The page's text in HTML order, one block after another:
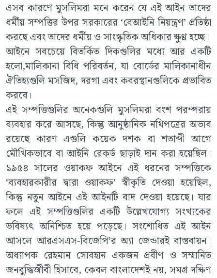
এসব কারণে মুসলিমরা মনে করেন যে এই আইন তাদের
ধর্মীয় সম্পত্তির উপর সরকারের ‘বেআইনি নিয়ন্ত্রণ’ প্রতিষ্ঠা
করছে এবং তাদের ধর্মীয় ও সাংস্কৃতিক অধিকার ক্ষুণ্ণ হচ্ছে।
আইনে সবচেয়ে বিতর্কিত দিকগুলির মধ্যে আর একটি
হলো,মালিকানা বিধি পরিবর্তন, যা বোর্ডের মালিকানাধীন
ঐতিহ্যগুলি মসজিদ, দরগা এবং কবরস্থানগুলিকে প্রভাবিত
করবে।
এই সম্পত্তিগুলির অনেকগুলি মুসলিমরা বংশ পরম্পরায়
ব্যবহার করে আসছে, কিন্তু আনুষ্ঠানিক নথিপত্রের অভাব
রয়েছে কারণ এগুলি কয়েক দশক বা শতাব্দী আগে
মৌখিকভাবে বা আইনি রেকর্ড ছাড়াই দান করা হয়েছিল।
১৯৫৪ সালের ওয়াকফ আইনে এই ধরনের সম্পত্তিকে
‘ব্যবহারকারীর দ্বারা ওয়াকফ’ স্বীকৃতি দেওয়া হয়েছিল,
কিন্তু নতুন আইনে এই আইনটি বাদ দেওয়া হয়েছে। যার
ফলে এই সম্পত্তিগুলির একটি উল্লেখযোগ্য সংখ্যকের
ভবিষ্যৎ অনিশ্চিত হয়ে পড়েছে। সংশোধিত এই আইন
আসলে আরএসএস-বিজেপি’র অ্যা জেন্ডারই বাস্তবায়ন।
অধ্যাপক রেহমান সোবহান একজন প্রবীণ ও সম্মানিত
জনবুদ্ধিজীবী হিসাবে, কেবল বাংলাদেশই নয়, সমগ্র দক্ষিণ